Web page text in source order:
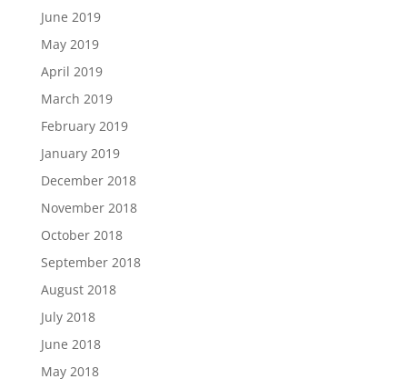
June 2019
May 2019
April 2019
March 2019
February 2019
January 2019
December 2018
November 2018
October 2018
September 2018
August 2018
July 2018
June 2018
May 2018